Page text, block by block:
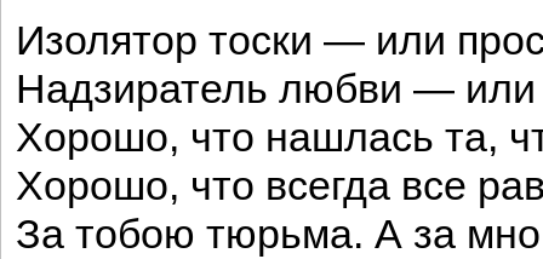
Изолятор тоски — или
Надзиратель любви — или
Хорошо, что нашлась та,
Хорошо, что всегда все
За тобою тюрьма. А за